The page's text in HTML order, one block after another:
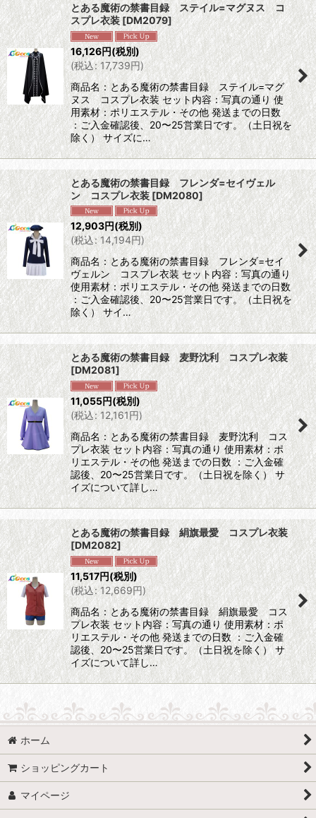
とある魔術の禁書目録 ステイル=マグヌス コ
スプレ衣装[DM2079]
16,126円(税別)
(税込: 17,739円)
商品名：とある魔術の禁書目録 ステイル=マグ
ヌス コスプレ衣装 セット内容：写真の通り 使
用素材：ポリエステル・その他 発送までの日数
：ご入金確認後、20〜25営業日です。（土日祝を
除く） サイズに…
とある魔術の禁書目録 フレンダ=セイヴェル
ン コスプレ衣装[DM2080]
12,903円(税別)
(税込: 14,194円)
商品名：とある魔術の禁書目録 フレンダ=セイ
ヴェルン コスプレ衣装 セット内容：写真の通り
使用素材：ポリエステル・その他 発送までの日数
：ご入金確認後、20〜25営業日です。（土日祝を
除く） サイ…
とある魔術の禁書目録 麦野沈利 コスプレ衣装
[DM2081]
11,055円(税別)
(税込: 12,161円)
商品名：とある魔術の禁書目録 麦野沈利 コス
プレ衣装 セット内容：写真の通り 使用素材：ポ
リエステル・その他 発送までの日数 ：ご入金確
認後、20〜25営業日です。（土日祝を除く） サ
イズについて詳し…
とある魔術の禁書目録 絹旗最愛 コスプレ衣装
[DM2082]
11,517円(税別)
(税込: 12,669円)
商品名：とある魔術の禁書目録 絹旗最愛 コス
プレ衣装 セット内容：写真の通り 使用素材：ポ
リエステル・その他 発送までの日数 ：ご入金確
認後、20〜25営業日です。（土日祝を除く） サ
イズについて詳し…
ホーム
ショッピングカート
マイページ